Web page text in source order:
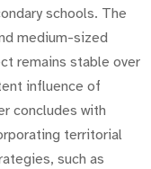
schools. The
medium-sized
remains stable over
influence of
concludes with
territorial
such as